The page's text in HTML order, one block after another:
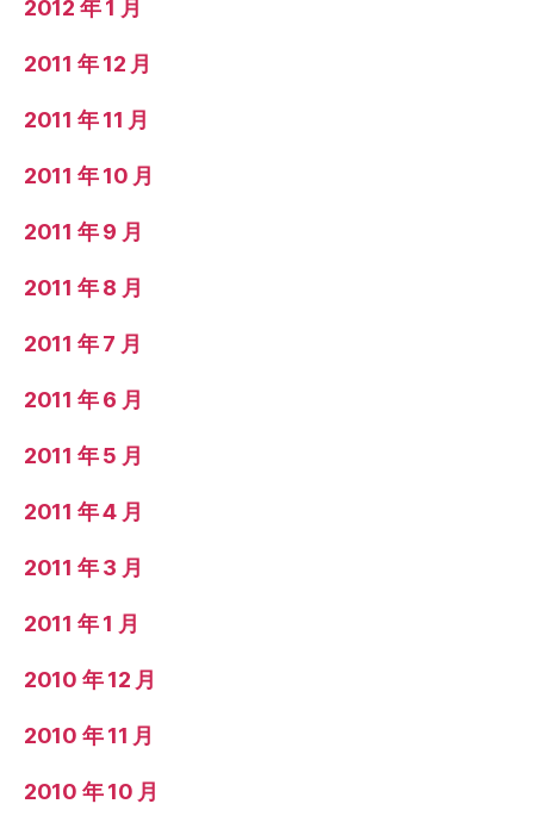
2012 年 1 月
2011 年 12 月
2011 年 11 月
2011 年 10 月
2011 年 9 月
2011 年 8 月
2011 年 7 月
2011 年 6 月
2011 年 5 月
2011 年 4 月
2011 年 3 月
2011 年 1 月
2010 年 12 月
2010 年 11 月
2010 年 10 月